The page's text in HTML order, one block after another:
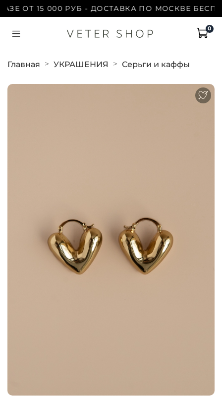
ОТ 15 000 РУБ - ДОСТАВКА ПО МОСКВЕ
0
Главная УКРАШЕНИЯ Серьги и каффы